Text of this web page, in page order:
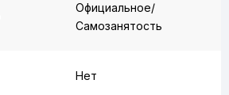
Официальное/
Самозанятость
Нет